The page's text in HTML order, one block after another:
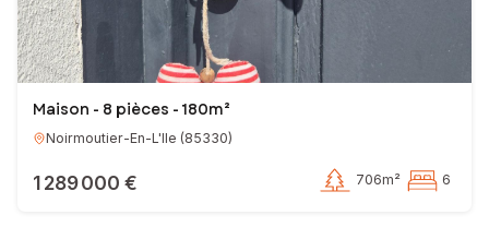
Maison - 8 pièces - 180m²
Noirmoutier-En-L'Ile (85330)
1 289 000 € 706m² 6